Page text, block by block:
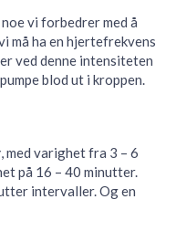
vi forbedrer med å
må ha en hjertefrekvens
ved denne intensiteten
blod ut i kroppen.
, med varighet fra 3 – 6
på 16 – 40 minutter.
intervaller. Og en